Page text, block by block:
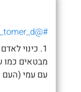
#@tomer_d_
1. כינוי
מבטאים
עם עמי (העם